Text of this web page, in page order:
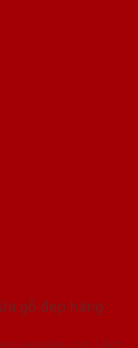
gỗ đẹp hàng
| Đơn